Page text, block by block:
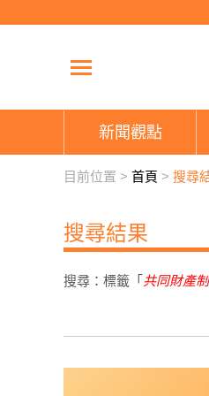
新聞觀點
目前位置 > 首頁 > 搜尋
搜尋結果
搜尋：標籤「 共同財產制